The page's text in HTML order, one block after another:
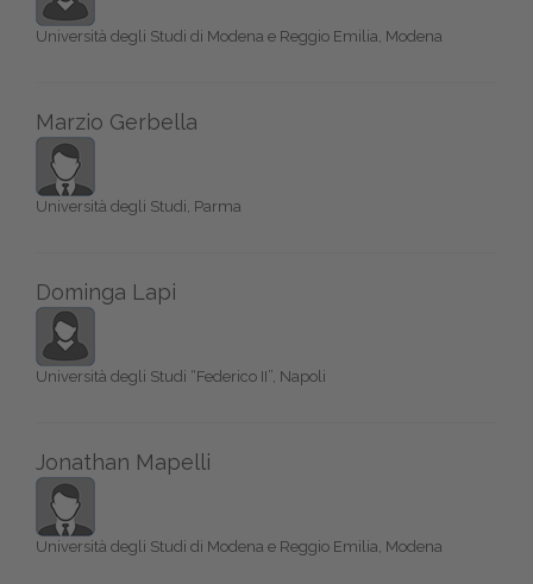
Università degli Studi di Modena e Reggio Emilia, Modena
Marzio Gerbella
Università degli Studi, Parma
Dominga Lapi
Università degli Studi “Federico II”, Napoli
Jonathan Mapelli
Università degli Studi di Modena e Reggio Emilia, Modena